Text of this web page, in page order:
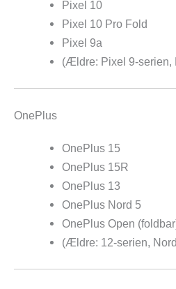
Pixel 10
Pixel 10 Pro Fold
Pixel 9a
(Ældre: Pixel 9-serien,
OnePlus
OnePlus 15
OnePlus 15R
OnePlus 13
OnePlus Nord 5
OnePlus Open
(Ældre: 12-serien,